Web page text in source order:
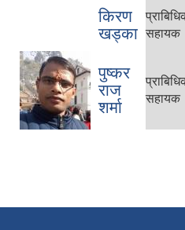
किरण
खड्का सहायक
पुष्कर
राज
शर्मा
सहायक